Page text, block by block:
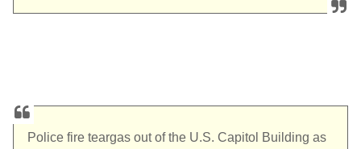
Police fire teargas out of the U.S. Capitol Building as